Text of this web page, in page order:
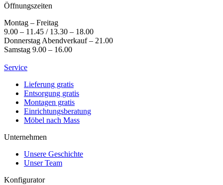
Öffnungszeiten
Montag – Freitag
9.00 – 11.45 / 13.30 – 18.00
Donnerstag Abendverkauf – 21.00
Samstag 9.00 – 16.00
Service
Lieferung gratis
Entsorgung gratis
Montagen gratis
Einrichtungsberatung
Möbel nach Mass
Unternehmen
Unsere Geschichte
Unser Team
Konfigurator